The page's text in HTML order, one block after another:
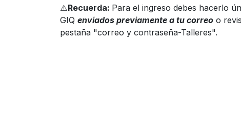
⚠️Recuerda: Para el ingreso debes hacerlo
GIQ enviados previamente a tu correo o
pestaña "correo y contraseña-Talleres".